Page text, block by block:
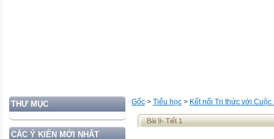
THƯ MỤC
CÁC Ý KIẾN MỚI NHẤT
Gốc > Tiểu học > Kết nối Tri thức với Cuộc
Bài 9- Tiết 1